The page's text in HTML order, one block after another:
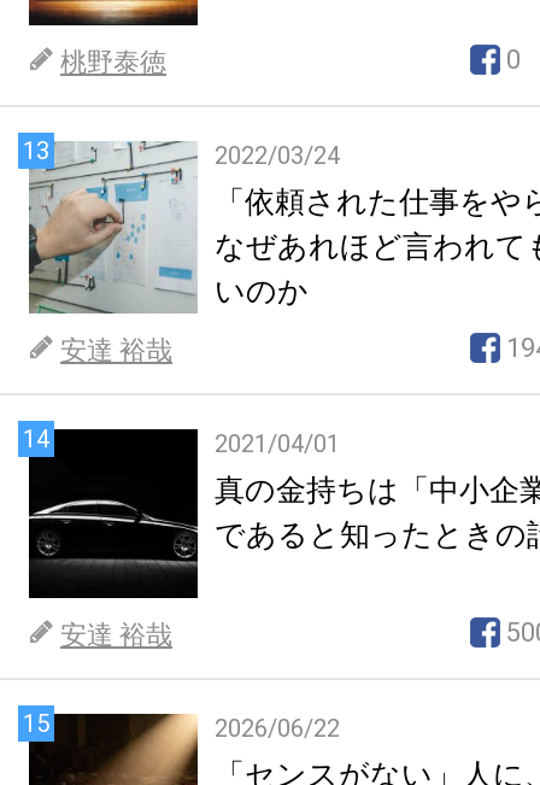
桃野泰徳 0
13 2022/03/24
「依頼された仕事を
なぜあれほど言われて
いのか
安達 裕哉
14 2021/04/01
真の金持ちは「中小企
であると知ったときの
安達 裕哉
15 2026/06/22
「センスがない」人